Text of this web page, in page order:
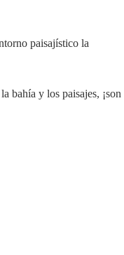
paisajístico la
bahía y los paisajes, ¡son